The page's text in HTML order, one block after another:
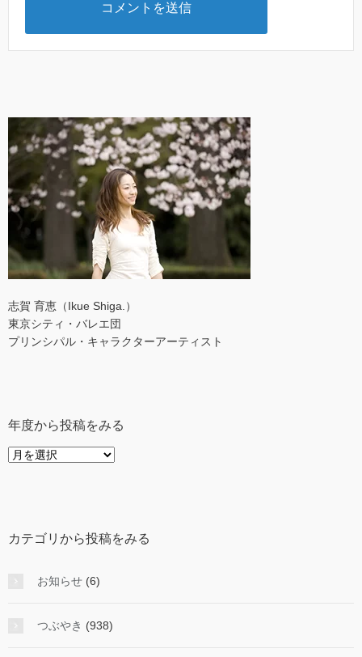
志賀 育恵（Ikue Shiga.）
東京シティ・バレエ団
プリンシパル・キャラクターアーティスト
年度から投稿をみる
年
稿
み
カテゴリから投稿をみる
お知らせ (6)
つぶやき (938)